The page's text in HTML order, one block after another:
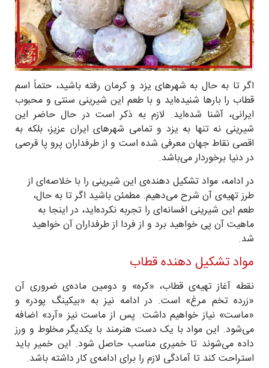
اگر تا به حال به شهر‌های یزد و کرمان رفته باشید، حتماً اسم
قطاب را بارها شنیده‌اید و با طعم این شیرینی سنتی و محبوب
ایرانی، آشنا شده‌اید. لازم به ذکر است در حال حاضر این
شیرینی نه تنها به یزد و تمامی شهر‌های ایران عزیز، بلکه به
اقصی نقاط جهان معرفی شده است و از طرفداران پرو پا قرصی
در دنیا برخوردار می‌باشد.
در ادامه، مواد تشکیل دهنده‌ی این شیرینی را با خلاصه‌ای از
طرز تهیه‌ی آن شرح می‌دهیم. مطمئن باشید اگر تا به حال،
طعم این شیرینی افسانه‌ای را تجربه نکرده‌اید، در اینجا به
ماهیت آن پی خواهید برد و از فردا از طرفداران آن خواهید
شد.
مواد تشکیل دهنده قطاب
نقطه آغاز تهیه‌ی قطاب، «کره» و دومین ماده‌ی ضروری آن
«زرده تخم مرغ» است. در ادامه نیز به «بیکینگ پودر» و
«ماست» نیاز خواهیم داشت. پس از ماست نیز «آرد» اضافه
می‌شود. این مواد با یک دست هنرمند با یکدیگر مخلوط و ورز
داده می‌شوند تا خمیری مناسب حاصل شود. این خمیر باید
استراحت کند تا آمادگی لازم را برای ادامه‌ی کار داشته باشد.